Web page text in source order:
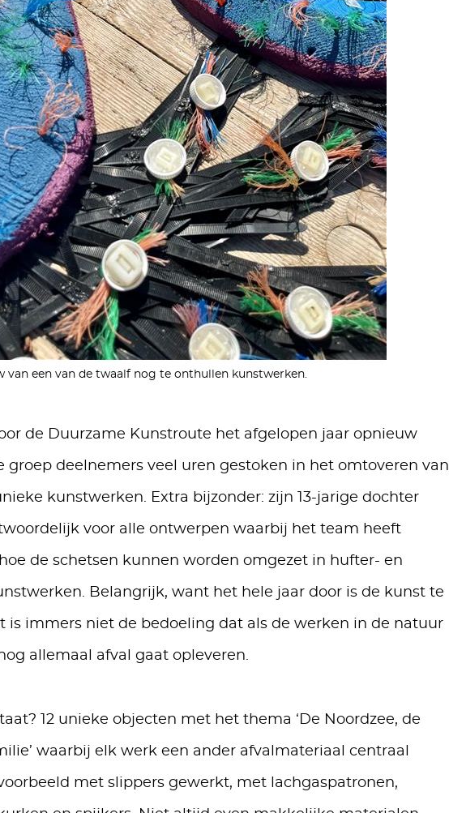
van een van de twaalf nog te onthullen kunstwerken.
de Duurzame Kunstroute het afgelopen jaar opnieuw
groep deelnemers veel uren gestoken in het omtoveren van
kunstwerken. Extra bijzonder: zijn 13-jarige dochter
voor alle ontwerpen waarbij het team heeft
de schetsen kunnen worden omgezet in hufter- en
Belangrijk, want het hele jaar door is de kunst te
is immers niet de bedoeling dat als de werken in de natuur
allemaal afval gaat opleveren.
12 unieke objecten met het thema ‘De Noordzee, de
waarbij elk werk een ander afvalmateriaal centraal
met slippers gewerkt, met lachgaspatronen,